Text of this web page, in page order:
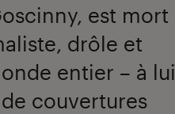
est mort
drôle et
entier – à lui
couvertures